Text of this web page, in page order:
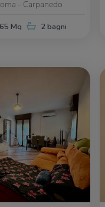
- Carpanedo
Mq 2 bagni